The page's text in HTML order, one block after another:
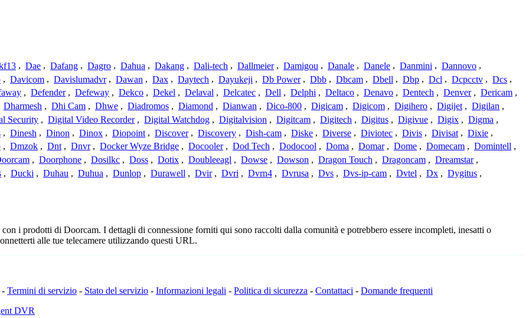
, Dae , Dafang , Dagro , Dahua , Dakang , Dali-tech , Dallmeier , Damigou , Danale , Danele , Danmini , Dannovo ,
, Davicom , Davislumadvr , Dawan , Dax , Daytech , Dayukeji , Db Power , Dbb , Dbcam , Dbell , Dbp , Dcl , Dcpcctv , Dcs ,
, Defender , Defeway , Dekco , Dekel , Delaval , Delcatec , Dell , Delphi , Deltaco , Denavo , Dentech , Denver , Dericam ,
Dharmesh , Dhi Cam , Dhwe , Diadromos , Diamond , Dianwan , Dico-800 , Digicam , Digicom , Digihero , Digijet , Digilan ,
Security , Digital Video Recorder , Digital Watchdog , Digitalvision , Digitcam , Digitech , Digitus , Digivue , Digix , Digma ,
, Dinesh , Dinon , Dinox , Diopoint , Discover , Discovery , Dish-cam , Diske , Diverse , Diviotec , Divis , Divisat , Dixie ,
, Dmzok , Dnt , Dnvr , Docker Wyze Bridge , Docooler , Dod Tech , Dodocool , Doma , Domar , Dome , Domecam , Domintell ,
, Doorphone , Dosilkc , Doss , Dotix , Doubleeagl , Dowse , Dowson , Dragon Touch , Dragoncam , Dreamstar ,
, Ducki , Duhau , Duhua , Dunlop , Durawell , Dvir , Dvri , Dvrn4 , Dvrusa , Dvs , Dvs-ip-cam , Dvtel , Dx , Dygitus ,
i prodotti di Doorcam. I dettagli di connessione forniti qui sono raccolti dalla comunità e potrebbero essere incompleti, inesatti o
alle tue telecamere utilizzando questi URL.
- Termini di servizio - Stato del servizio - Informazioni legali - Politica di sicurezza - Contattaci - Domande frequenti
DVR